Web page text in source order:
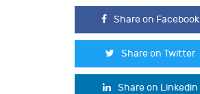
Share on Facebook
Share on Twitter
Share on Linkedin